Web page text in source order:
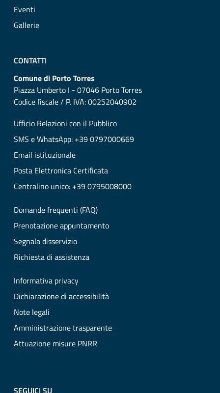
Eventi
Gallerie
CONTATTI
Comune di Porto Torres
Piazza Umberto I - 07046 Porto Torres
Codice fiscale / P. IVA: 00252040902
Ufficio Relazioni con il Pubblico
SMS e WhatsApp: +39 0797000669
Email istituzionale
Posta Elettronica Certificata
Centralino unico: +39 0795008000
Domande frequenti (FAQ)
Prenotazione appuntamento
Segnala disservizio
Richiesta di assistenza
Informativa privacy
Dichiarazione di accessibilità
Note legali
Amministrazione trasparente
Attuazione misure PNRR
SEGUICI SU